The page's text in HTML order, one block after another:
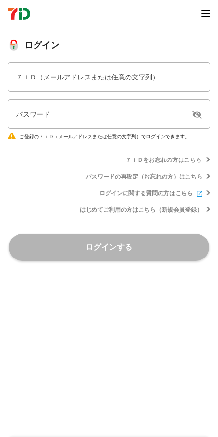
ログイン
７ｉＤ（メールアドレスまたは任意の文字列）
パスワード
ご登録の７ｉＤ（メールアドレスまたは任意の文字列）でログインできます。
７ｉＤをお忘れの方はこちら
パスワードの再設定（お忘れの方）はこちら
ログインに関する質問の方はこちら
はじめてご利用の方はこちら（新規会員登録）
ログインする